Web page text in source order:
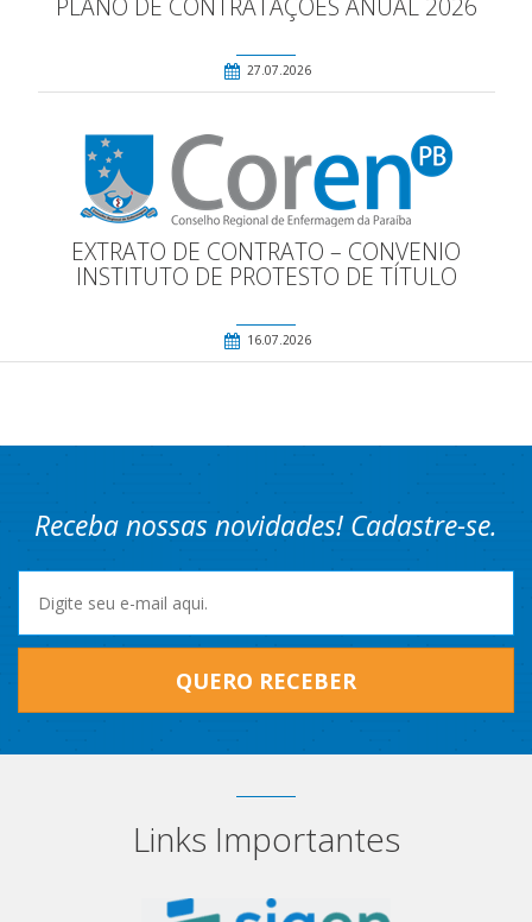
PLANO DE CONTRATAÇÕES ANUAL 2026
27.07.2026
EXTRATO DE CONTRATO – CONVENIO
INSTITUTO DE PROTESTO DE TÍTULO
16.07.2026
Receba nossas novidades! Cadastre-se.
QUERO RECEBER
Links Importantes